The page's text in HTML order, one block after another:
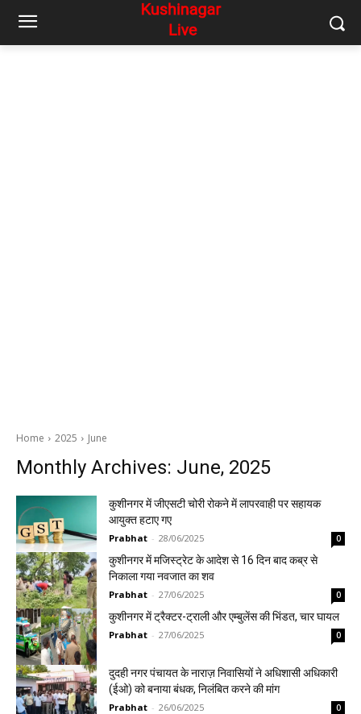
Home 2025 June
Monthly Archives: June, 2025
कुशीनगर में जीएसटी चोरी रोकने में लापरवाही पर सहायक
आयुक्त हटाए गए
Prabhat - 28/06/2025 0
कुशीनगर में मजिस्ट्रेट के आदेश से 16 दिन बाद कब्र से
निकाला गया नवजात का शव
Prabhat - 27/06/2025 0
कुशीनगर में ट्रैक्टर-ट्राली और एम्बुलेंस की भिंडत, चार घायल
Prabhat - 27/06/2025 0
दुदही नगर पंचायत के नाराज़ निवासियों ने अधिशासी अधिकारी
(ईओ) को बनाया बंधक, निलंबित करने की मांग
Prabhat - 26/06/2025 0